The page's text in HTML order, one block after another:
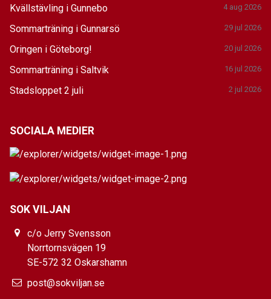
Kvällstävling i Gunnebo 4 aug 2026
Sommarträning i Gunnarsö 29 jul 2026
Oringen i Göteborg! 20 jul 2026
Sommarträning i Saltvik 16 jul 2026
Stadsloppet 2 juli 2 jul 2026
SOCIALA MEDIER
SOK VILJAN
c/o Jerry Svensson
Norrtornsvägen 19
SE-572 32 Oskarshamn
post@sokviljan.se